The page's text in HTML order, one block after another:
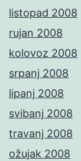
listopad 2008
rujan 2008
kolovoz 2008
srpanj 2008
lipanj 2008
svibanj 2008
travanj 2008
ožujak 2008